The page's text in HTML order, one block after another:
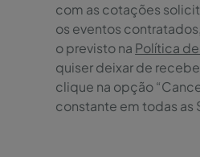
com as cotações
os eventos
o previsto na Política
quiser deixar de
clique na opção
constante em todas as